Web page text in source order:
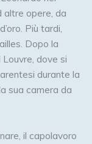
altre opere, da
Più tardi,
Dopo la
dove si
durante la
sua camera da
il capolavoro